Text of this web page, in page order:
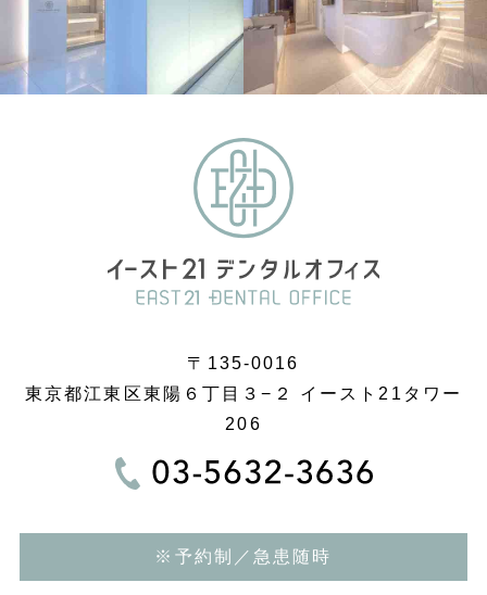
〒135-0016
東京都江東区東陽６丁目３−２ イースト21タワー
206
※予約制／急患随時